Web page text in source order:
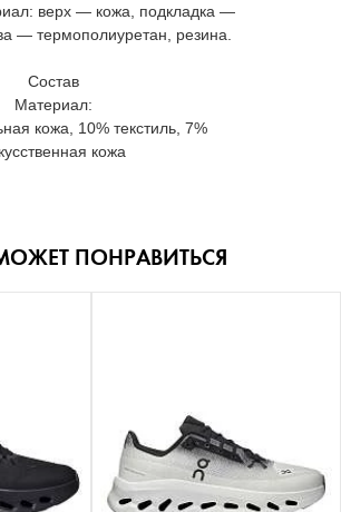
верх — кожа, подкладка —
— термополиуретан, резина.
Состав
Материал:
кожа, 10% текстиль, 7%
кожа
ПОНРАВИТЬСЯ